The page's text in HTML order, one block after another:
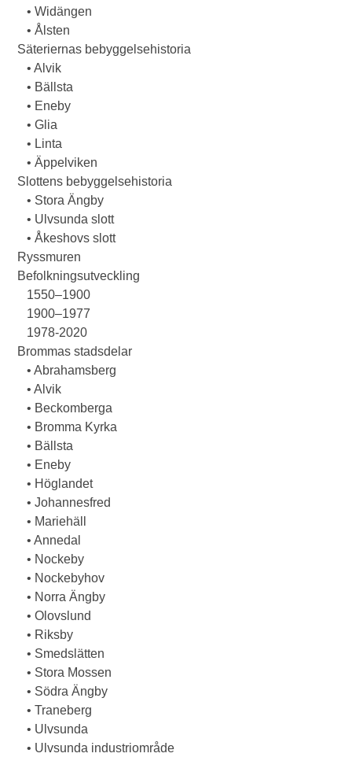
• Widängen
• Ålsten
Säteriernas bebyggelsehistoria
• Alvik
• Bällsta
• Eneby
• Glia
• Linta
• Äppelviken
Slottens bebyggelsehistoria
• Stora Ängby
• Ulvsunda slott
• Åkeshovs slott
Ryssmuren
Befolkningsutveckling
1550–1900
1900–1977
1978-2020
Brommas stadsdelar
• Abrahamsberg
• Alvik
• Beckomberga
• Bromma Kyrka
• Bällsta
• Eneby
• Höglandet
• Johannesfred
• Mariehäll
• Annedal
• Nockeby
• Nockebyhov
• Norra Ängby
• Olovslund
• Riksby
• Smedslätten
• Stora Mossen
• Södra Ängby
• Traneberg
• Ulvsunda
• Ulvsunda industriområde